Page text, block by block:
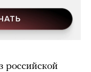
российской